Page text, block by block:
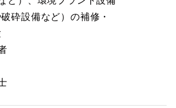
砕設備など）の補修・